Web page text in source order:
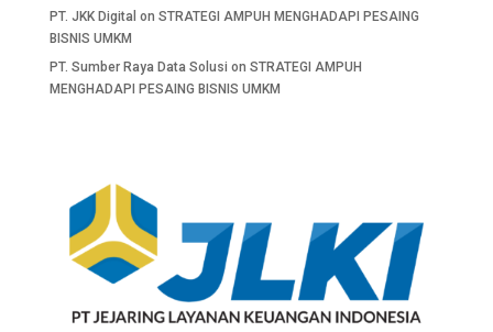
PT. JKK Digital on STRATEGI AMPUH MENGHADAPI PESAING
BISNIS UMKM
PT. Sumber Raya Data Solusi on STRATEGI AMPUH
MENGHADAPI PESAING BISNIS UMKM